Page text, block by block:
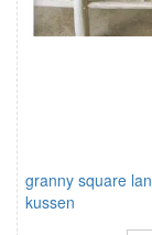
granny square
kussen